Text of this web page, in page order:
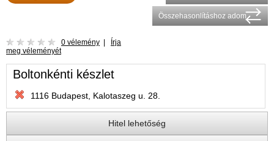
Összehasonlításhoz adom
0 vélemény
Írja
meg véleményét
Boltonkénti készlet
1116 Budapest, Kalotaszeg u. 28.
Hitel lehetőség